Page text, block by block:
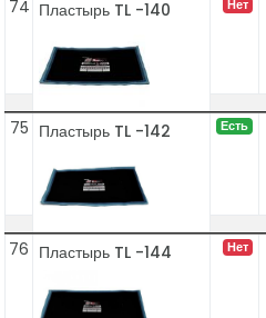
74 Пластырь TL -140 Нет
75 Пластырь TL -142 Есть
76 Пластырь TL -144 Нет